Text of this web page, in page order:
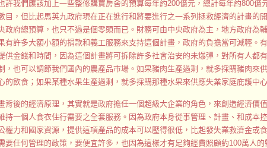
許我們應該加上一些整修購買房舍的預算每年約200億元，總計每年約800億
目，但比起馬英九政府現在正在進行和將要進行之一系列拯救經濟的計畫的
政府總預算，也只不過是個零頭而已。財務可由中央政府為主，地方政府為
有許多大額小額的捐款和義工服務來支持這個計畫，政府的負擔當可減輕。
供金錢和時間，因為這個計畫將可拆除許多社會治安的未爆彈，對所有人都
，也可以調節我們國內的農產品市場。如果豬肉生產過剩，就多採購豬肉來
的飲食；如果某種水果生產過剩，就多採購那種水果來供應失業家庭庇護中
背後的經濟原理，其實就是政府擔任一個超級大企業的角色，來創造經濟價
持一個人食衣住行需要之全套服務。因為政府本身從事管理、計畫、和成本
權力和國家資源，提供這項產品的成本可以壓得很低，比起發失業救濟金或
要任何管理的政策，要便宜許多，也因為這樣才有足夠經費照顧約100萬人的